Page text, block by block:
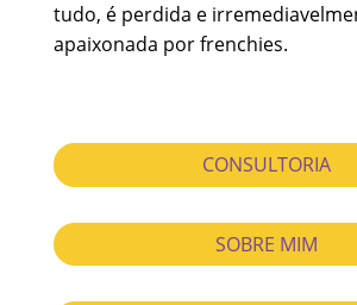
tudo, é perdida e
apaixonada por frenchies.
CONSULTORIA
SOBRE MIM